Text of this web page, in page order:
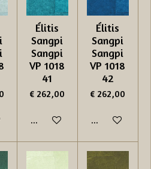
Élitis
Sangpi
Sangpi
VP 1018
41
€ 262,00
In winkelwagen
Élitis
Sangpi
Sangpi
VP 1018
42
€ 262,00
In